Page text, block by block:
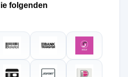
folgenden